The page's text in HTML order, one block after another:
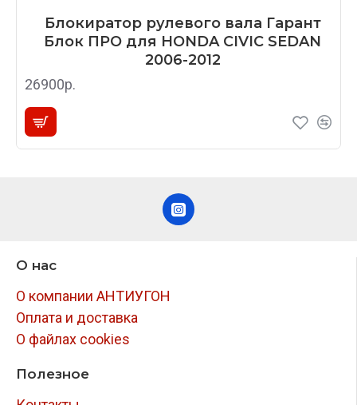
Блокиратор рулевого вала Гарант
Блок ПРО для HONDA CIVIC SEDAN
2006-2012
26900р.
О нас
О компании АНТИУГОН
Оплата и доставка
О файлах cookies
Полезное